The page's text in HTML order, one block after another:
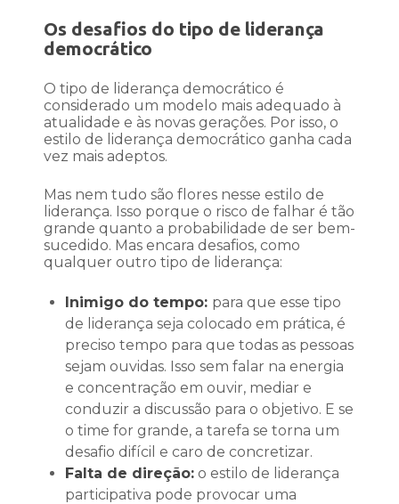
Os desafios do tipo de liderança
democrático
O tipo de liderança democrático é
considerado um modelo mais adequado à
atualidade e às novas gerações. Por isso, o
estilo de liderança democrático ganha cada
vez mais adeptos.
Mas nem tudo são flores nesse estilo de
liderança. Isso porque o risco de falhar é tão
grande quanto a probabilidade de ser bem-
sucedido. Mas encara desafios, como
qualquer outro tipo de liderança:
Inimigo do tempo: para que esse tipo
de liderança seja colocado em prática, é
preciso tempo para que todas as pessoas
sejam ouvidas. Isso sem falar na energia
e concentração em ouvir, mediar e
conduzir a discussão para o objetivo. E se
o time for grande, a tarefa se torna um
desafio difícil e caro de concretizar.
Falta de direção: o estilo de liderança
participativa pode provocar uma